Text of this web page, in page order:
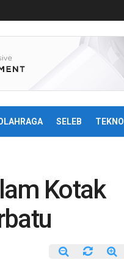
SELEB TEKNO
Kotak